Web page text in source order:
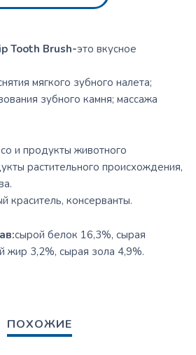
Tooth Brush-это вкусное
мягкого зубного налета;
зубного камня; массажа
и продукты животного
растительного происхождения,
краситель, консерванты.
сырой белок 16,3%, сырая
жир 3,2%, сырая зола 4,9%.
ПОХОЖИЕ